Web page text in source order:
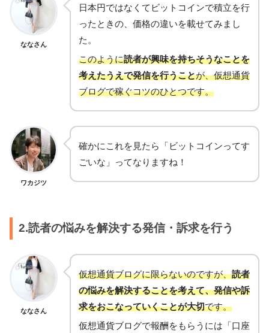
ななさん
日本円ではなくてビットコインで積立を行
ったときの、価格の違いを載せてみまし
た。
このように読者が興味を持ちそうなことを
考えたうえで発信を行うことが、仮想通貨
ブログで稼ぐコツのひとつです。
ワカジツ
確かにこれを見たら「ビットコインってす
ごいな」ってなりますね！
2.読者の悩みを解決する発信・訴求を行う
ななさん
仮想通貨ブログに限らないのですが、読者
の悩みを解決することを考えて、発信や訴
求をおこなっていくことが大切です。
仮想通貨ブログで報酬をもらうには「口座